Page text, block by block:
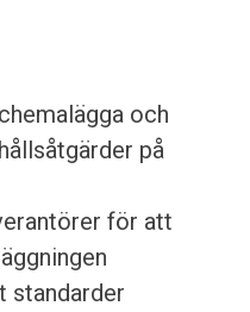
och
på
för att
standarder